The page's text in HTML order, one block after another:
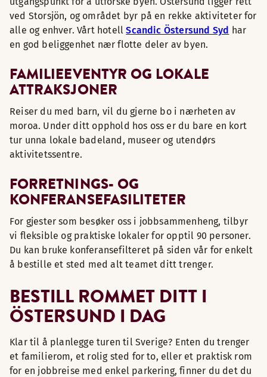
ved Storsjön, og området byr på en rekke aktiviteter for
alle og enhver. Vårt hotellScandic Östersund Syd har
en god beliggenhet nær flotte deler av byen.
FAMILIEEVENTYR OG LOKALE
ATTRAKSJONER
Reiser du med barn, vil du gjerne bo i nærheten av
moroa. Under ditt opphold hos oss er du bare en kort
tur unna lokale badeland, museer og utendørs
aktivitetssentre.
FORRETNINGS- OG
KONFERANSEFASILITETER
For gjester som besøker oss i jobbsammenheng, tilbyr
vi fleksible og praktiske lokaler for opptil 90 personer.
Du kan bruke konferansefilteret på siden vår for enkelt
å bestille et sted med alt teamet ditt trenger.
BESTILL ROMMET DITT I
ÖSTERSUND I DAG
Klar til å planlegge turen til Sverige? Enten du trenger
et familierom, et rolig sted for to, eller et praktisk rom
for en jobbreise med enkel parkering, finner du det du